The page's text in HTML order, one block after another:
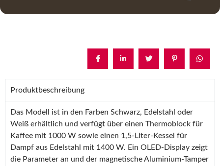
Produktbeschreibung
Das Modell ist in den Farben Schwarz, Edelstahl oder
Weiß erhältlich und verfügt über einen Thermoblock für
Kaffee mit 1000 W sowie einen 1,5-Liter-Kessel für
Dampf aus Edelstahl mit 1400 W. Ein OLED-Display zeigt
die Parameter an und der magnetische Aluminium-Tamper